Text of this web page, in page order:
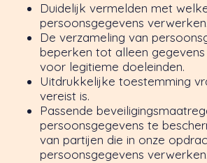
Duidelijk vermelden met
persoonsgegevens verwerken.
De verzameling van
beperken tot alleen gegevens
voor legitieme doeleinden.
Uitdrukkelijke toestemming
vereist is.
Passende
persoonsgegevens te
van partijen die in onze
persoonsgegevens verwerken.